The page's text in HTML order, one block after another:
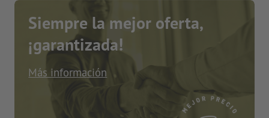
Siempre la mejor oferta,
¡garantizada!
Más información